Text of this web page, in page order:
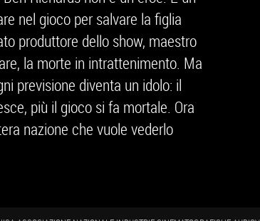
nel gioco per salvare la figlia
produttore dello show, maestro
la morte in intrattenimento. Ma
previsione diventa un idolo: il
più il gioco si fa mortale. Ora
nazione che vuole vederlo